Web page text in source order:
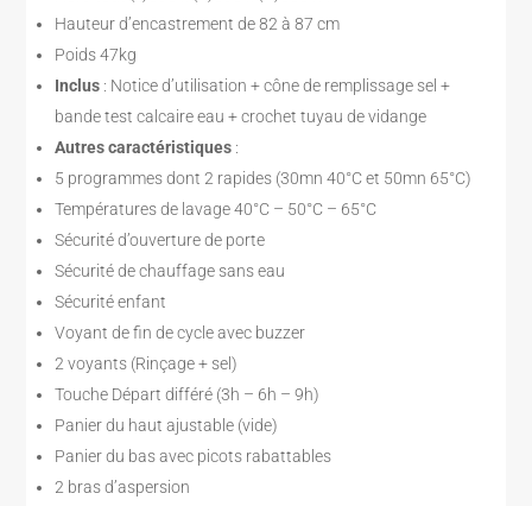
Hauteur d’encastrement de 82 à 87 cm
Poids 47kg
Inclus : Notice d’utilisation + cône de remplissage sel +
bande test calcaire eau + crochet tuyau de vidange
Autres caractéristiques :
5 programmes dont 2 rapides (30mn 40°C et 50mn 65°C)
Températures de lavage 40°C – 50°C – 65°C
Sécurité d’ouverture de porte
Sécurité de chauffage sans eau
Sécurité enfant
Voyant de fin de cycle avec buzzer
2 voyants (Rinçage + sel)
Touche Départ différé (3h – 6h – 9h)
Panier du haut ajustable (vide)
Panier du bas avec picots rabattables
2 bras d’aspersion